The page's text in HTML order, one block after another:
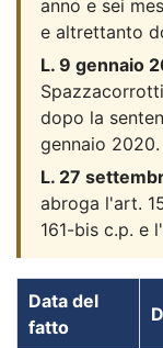
anno e sei
e altrettanto
L. 9 gennaio
dopo la
gennaio 2020.
L. 27
abroga l'art.
161-bis c.p. e
Data del
fatto